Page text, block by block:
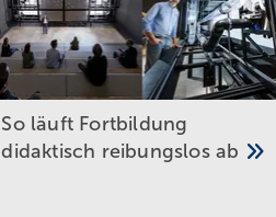
S o lä uft F ortbildung
didaktisch reibungslosab